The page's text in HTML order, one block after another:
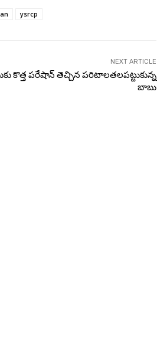
ysrcp
NEXT ARTICLE
కొత్త ప‌రేషాన్ తెచ్చిన ప‌రిటాలత‌ల‌ప‌ట్టుకున్న
బాబు